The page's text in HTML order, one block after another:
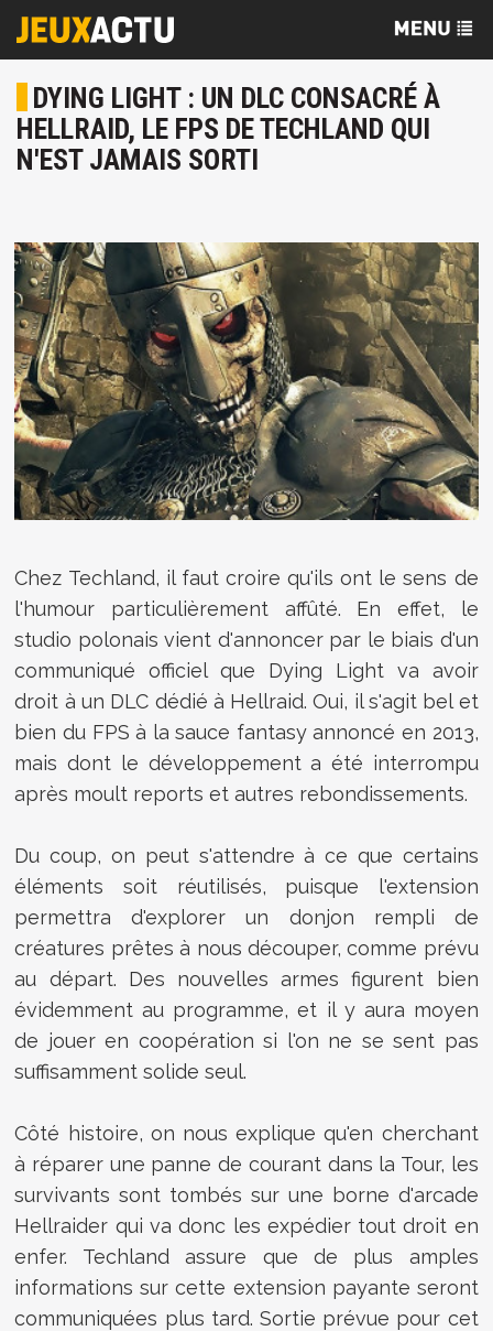
DYING LIGHT : UN DLC CONSACRÉ À
HELLRAID, LE FPS DE TECHLAND QUI
N'EST JAMAIS SORTI
Chez Techland, il faut croire qu'ils ont le sens de
l'humour particulièrement affûté. En effet, le
studio polonais vient d'annoncer par le biais d'un
communiqué officiel que Dying Light va avoir
droit à un DLC dédié à Hellraid. Oui, il s'agit bel et
bien du FPS à la sauce fantasy annoncé en 2013,
mais dont le développement a été interrompu
après moult reports et autres rebondissements.
Du coup, on peut s'attendre à ce que certains
éléments soit réutilisés, puisque l'extension
permettra d'explorer un donjon rempli de
créatures prêtes à nous découper, comme prévu
au départ. Des nouvelles armes figurent bien
évidemment au programme, et il y aura moyen
de jouer en coopération si l'on ne se sent pas
suffisamment solide seul.
Côté histoire, on nous explique qu'en cherchant
à réparer une panne de courant dans la Tour, les
survivants sont tombés sur une borne d'arcade
Hellraider qui va donc les expédier tout droit en
enfer. Techland assure que de plus amples
informations sur cette extension payante seront
communiquées plus tard. Sortie prévue pour cet